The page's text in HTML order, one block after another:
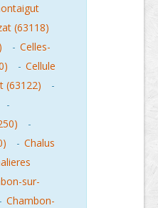
(63118)
- Celles-
- Cellule
(63122)
-
-
-
- Chalus
sur-
- Chambon-